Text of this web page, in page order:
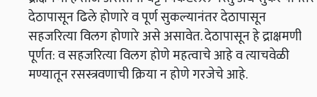
देठापासून ढिले होणारे व पूर्ण सुकल्यानंतर देठापासून
सहजरित्या विलग होणारे असे असावेत. देठापासून हे द्राक्षमणी
पूर्णत: व सहजरित्या विलग होणे महत्वाचे आहे व त्याचवेळी
मण्यातून रसस्त्रवणाची क्रिया न होणे गरजेचे आहे.